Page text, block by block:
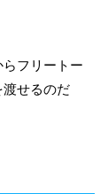
フリートー
せるのだ